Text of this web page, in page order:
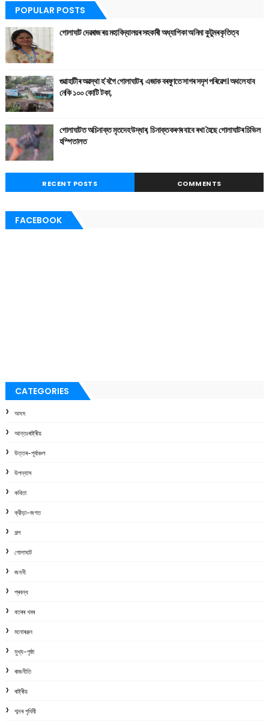
POPULAR POSTS
গোলাঘাট দেৱৰাজ ৰয় মহাবিদ্যালয়ৰ সহকাৰী অধ্যাপিকা অনিমা কুটুমৰ কৃতিত্ব
গুৱাহাটীৰ অৱস্থা হ'বগৈ গোলাঘাটৰ, এজাক বৰষুণতে সাগৰ সদৃশ পৰিৱেশ। অথলে যাব
নেকি ১০০ কোটি টকা,
গোলাঘাটত অচিনাক্ত মৃতদেহ উদ্ধাৰ, চিনাক্তকৰণৰ বাবে ৰখা হৈছে গোলাঘাটৰ চিভিল
হস্পিতালত
RECENT POSTS COMMENTS
FACEBOOK
CATEGORIES
অসম
আন্তঃৰাষ্ট্ৰীয়
উত্তৰ-পূৰ্বাঞ্চল
উপন্যাস
কবিতা
ক্রীড়া-জগত
গল্প
গোলাঘাট
জননী
প্ৰবন্ধ
বতৰৰ খবৰ
মনোৰঞ্জন
মুখ্য-পৃষ্ঠা
ৰাজনীতি
ৰাষ্ট্ৰীয়
শব্দৰ পৃথিবী